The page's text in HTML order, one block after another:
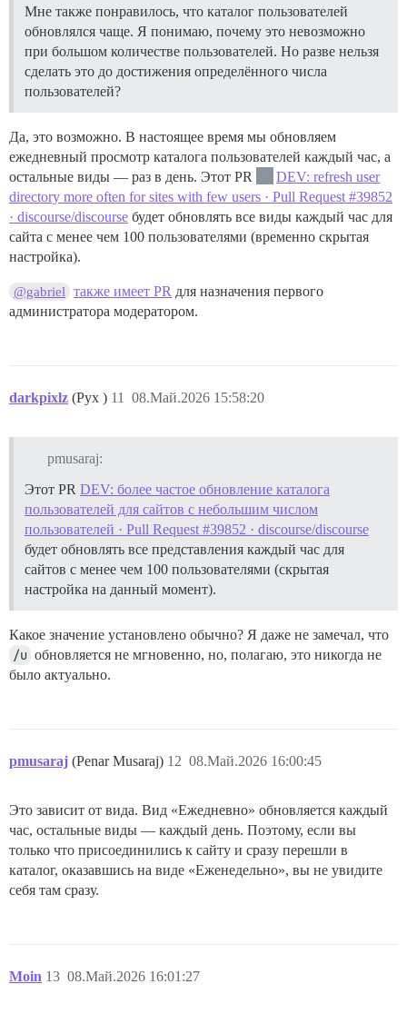
Мне также понравилось, что каталог пользователей
обновлялся чаще. Я понимаю, почему это невозможно
при большом количестве пользователей. Но разве нельзя
сделать это до достижения определённого числа
пользователей?
Да, это возможно. В настоящее время мы обновляем
ежедневный просмотр каталога пользователей каждый час, а
остальные виды — раз в день. Этот PR
DEV: refresh user
directory more often for sites with few users · Pull Request #39852
· discourse/discourse будет обновлять все виды каждый час для
сайта с менее чем 100 пользователями (временно скрытая
настройка).
@gabriel также имеет PR для назначения первого
администратора модератором.
darkpixlz (Pyx ) 08.Май.2026 15:58:20
11
pmusaraj:
Этот PR DEV: более частое обновление каталога
пользователей для сайтов с небольшим числом
пользователей · Pull Request #39852 · discourse/discourse
будет обновлять все представления каждый час для
сайтов с менее чем 100 пользователями (скрытая
настройка на данный момент).
Какое значение установлено обычно? Я даже не замечал, что
/u обновляется не мгновенно, но, полагаю, это никогда не
было актуально.
pmusaraj (Penar Musaraj) 08.Май.2026 16:00:45
12
Это зависит от вида. Вид «Ежедневно» обновляется каждый
час, остальные виды — каждый день. Поэтому, если вы
только что присоединились к сайту и сразу перешли в
каталог, оказавшись на виде «Еженедельно», вы не увидите
себя там сразу.
Moin 08.Май.2026 16:01:27
13